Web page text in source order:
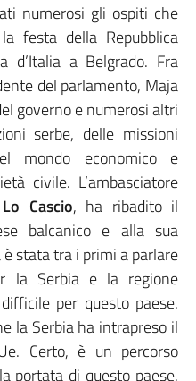
numerosi gli ospiti che
festa della Repubblica
d’Italia a Belgrado. Fra
del parlamento, Maja
governo e numerosi altri
serbe, delle missioni
mondo economico e
civile. L’ambasciatore
Cascio, ha ribadito il
balcanico e alla sua
è stata tra i primi a parlare
la Serbia e la regione
per questo paese.
la Serbia ha intrapreso il
Certo, è un percorso
portata di questo paese.